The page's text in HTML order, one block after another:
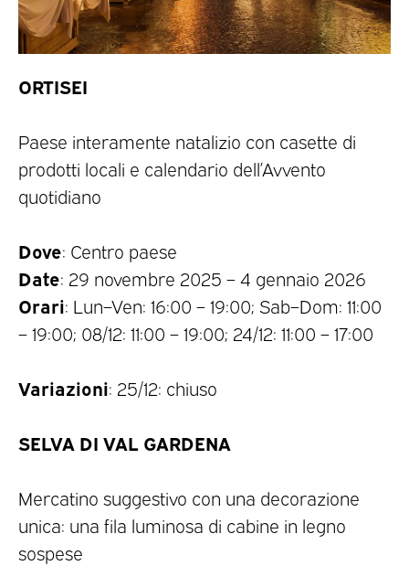
ORTISEI
Paese interamente natalizio con casette di
prodotti locali e calendario dell’Avvento
quotidiano
Dove: Centro paese
Date: 29 novembre 2025 – 4 gennaio 2026
Orari: Lun–Ven: 16:00 – 19:00; Sab–Dom: 11:00
– 19:00; 08/12: 11:00 – 19:00; 24/12: 11:00 – 17:00
Variazioni: 25/12: chiuso
SELVA DI VAL GARDENA
Mercatino suggestivo con una decorazione
unica: una fila luminosa di cabine in legno
sospese